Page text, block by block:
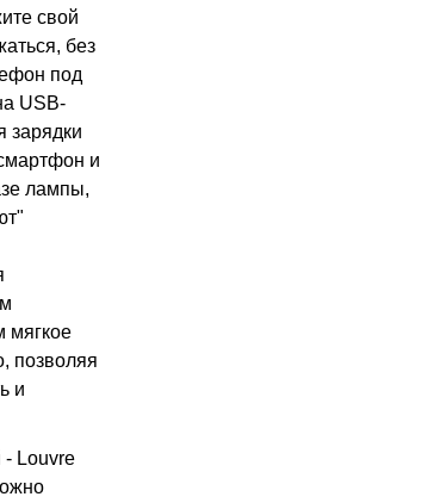
свой
без
под
USB-
зарядки
и
лампы,
мягкое
позволяя
и
- Louvre